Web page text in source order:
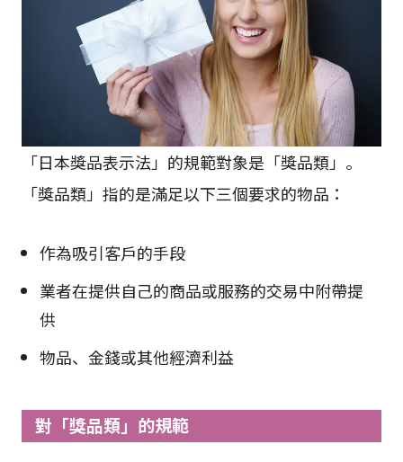
「日本獎品表示法」的規範對象是「獎品類」。
「獎品類」指的是滿足以下三個要求的物品：
作為吸引客戶的手段
業者在提供自己的商品或服務的交易中附帶提
供
物品、金錢或其他經濟利益
對「獎品類」的規範